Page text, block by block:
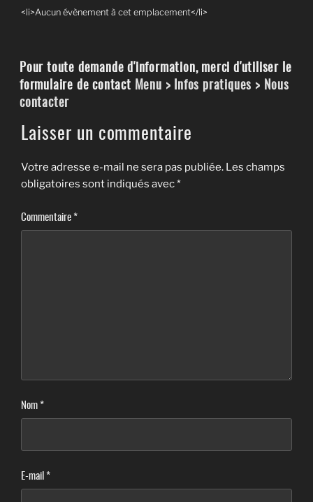
<li>Aucun évènement à cet emplacement</li>
Pour toute demande d'information, merci d'utiliser le
formulaire de contact Menu > Infos pratiques > Nous
contacter
Laisser un commentaire
Votre adresse e-mail ne sera pas publiée. Les champs
obligatoires sont indiqués avec*
Commentaire*
Nom*
E-mail*